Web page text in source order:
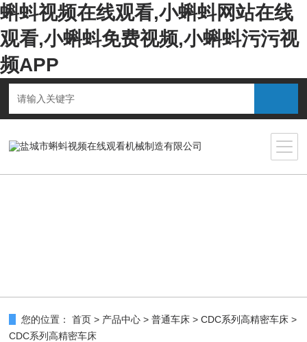
蝌蚪视频在线观看,小蝌蚪网站在线
观看,小蝌蚪免费视频,小蝌蚪污污视
频APP
您的位置： 首页 > 产品中心 >普通车床 >CDC系列高精密车床 >
CDC系列高精密车床